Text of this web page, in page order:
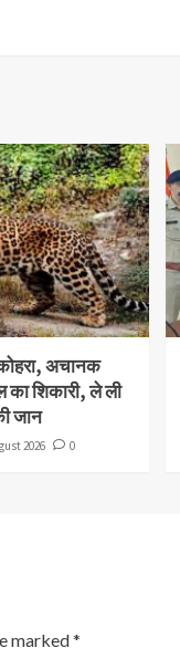
अचानक
शिकारी, ले ली
जान
2026 0
marked*